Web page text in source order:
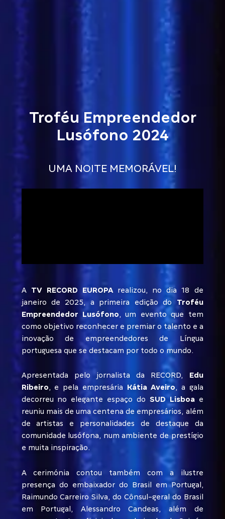
Troféu Empreendedor
Lusófono 2024
UMA NOITE MEMORÁVEL!
A TV RECORD EUROPArealizou, no dia 18 de
janeiro de 2025, a primeira edição do Troféu
Empreendedor Lusófono, um evento que tem
como objetivo reconhecer e premiar o talento e a
inovação de empreendedores de Língua
portuguesa que se destacam por todo o mundo.
Apresentada pelo jornalista da RECORD, Edu
Ribeiro, e pela empresária Kátia Aveiro, a gala
decorreu no elegante espaço do SUD Lisboae
reuniu mais de uma centena de empresários, além
de artistas e personalidades de destaque da
comunidade lusófona, num ambiente de prestígio
e muita inspiração.
A cerimónia contou também com a ilustre
presença do embaixador do Brasil em Portugal,
Raimundo Carreiro Silva, do Cônsul-geral do Brasil
em Portugal, Alessandro Candeas, além de